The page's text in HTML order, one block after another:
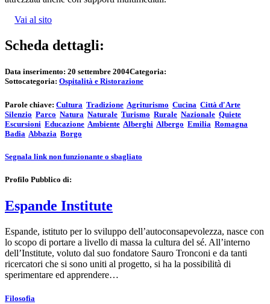
Vai al sito
Scheda dettagli:
Data inserimento: 20 settembre 2004Categoria:
Sottocategoria: Ospitalità e Ristorazione
Parole chiave: Cultura Tradizione Agriturismo Cucina Città d'Arte
Silenzio Parco Natura Naturale Turismo Rurale Nazionale Quiete
Escursioni Educazione Ambiente Alberghi Albergo Emilia Romagna
Badia Abbazia Borgo
Segnala link non funzionante o sbagliato
Profilo Pubblico di:
Espande Institute
Espande, istituto per lo sviluppo dell’autoconsapevolezza, nasce con
lo scopo di portare a livello di massa la cultura del sé. All’interno
dell’Institute, voluto dal suo fondatore Sauro Tronconi e da tanti
ricercatori che si sono uniti al progetto, si ha la possibilità di
sperimentare ed apprendere…
Filosofia